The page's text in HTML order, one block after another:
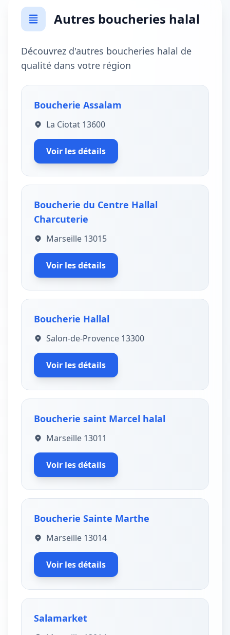
Autres boucheries halal
Découvrez d'autres boucheries halal de
qualité dans votre région
Boucherie Assalam
La Ciotat 13600
Voir les détails
Boucherie du Centre Hallal
Charcuterie
Marseille 13015
Voir les détails
Boucherie Hallal
Salon-de-Provence 13300
Voir les détails
Boucherie saint Marcel halal
Marseille 13011
Voir les détails
Boucherie Sainte Marthe
Marseille 13014
Voir les détails
Salamarket